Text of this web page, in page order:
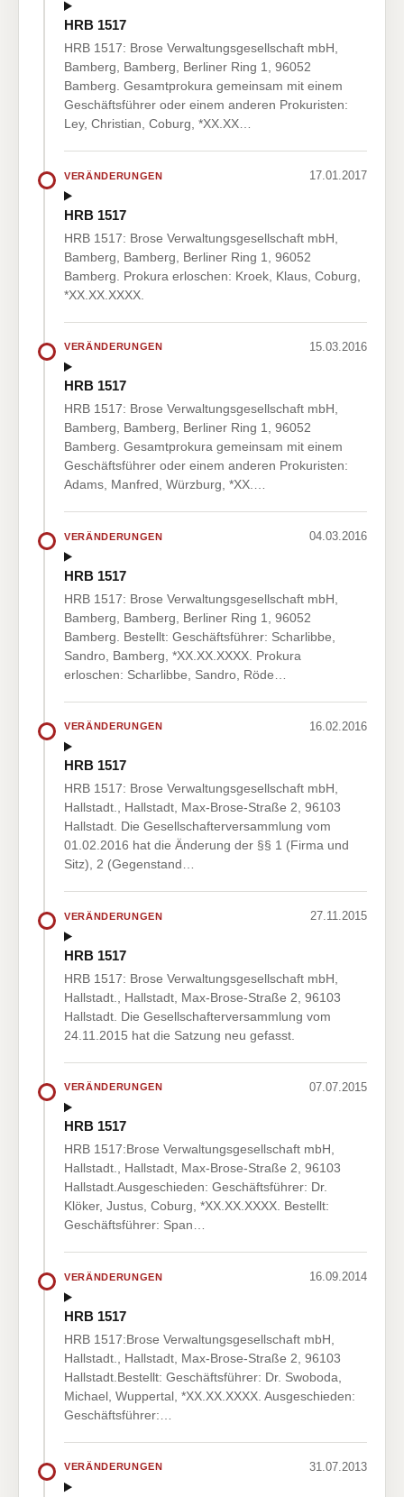
HRB 1517
HRB 1517: Brose Verwaltungsgesellschaft mbH,
Bamberg, Bamberg, Berliner Ring 1, 96052
Bamberg. Gesamtprokura gemeinsam mit einem
Geschäftsführer oder einem anderen Prokuristen:
Ley, Christian, Coburg, *XX.XX…
VERÄNDERUNGEN 17.01.2017
HRB 1517
HRB 1517: Brose Verwaltungsgesellschaft mbH,
Bamberg, Bamberg, Berliner Ring 1, 96052
Bamberg. Prokura erloschen: Kroek, Klaus, Coburg,
*XX.XX.XXXX.
VERÄNDERUNGEN 15.03.2016
HRB 1517
HRB 1517: Brose Verwaltungsgesellschaft mbH,
Bamberg, Bamberg, Berliner Ring 1, 96052
Bamberg. Gesamtprokura gemeinsam mit einem
Geschäftsführer oder einem anderen Prokuristen:
Adams, Manfred, Würzburg, *XX.…
VERÄNDERUNGEN 04.03.2016
HRB 1517
HRB 1517: Brose Verwaltungsgesellschaft mbH,
Bamberg, Bamberg, Berliner Ring 1, 96052
Bamberg. Bestellt: Geschäftsführer: Scharlibbe,
Sandro, Bamberg, *XX.XX.XXXX. Prokura
erloschen: Scharlibbe, Sandro, Röde…
VERÄNDERUNGEN 16.02.2016
HRB 1517
HRB 1517: Brose Verwaltungsgesellschaft mbH,
Hallstadt., Hallstadt, Max-Brose-Straße 2, 96103
Hallstadt. Die Gesellschafterversammlung vom
01.02.2016 hat die Änderung der §§ 1 (Firma und
Sitz), 2 (Gegenstand…
VERÄNDERUNGEN 27.11.2015
HRB 1517
HRB 1517: Brose Verwaltungsgesellschaft mbH,
Hallstadt., Hallstadt, Max-Brose-Straße 2, 96103
Hallstadt. Die Gesellschafterversammlung vom
24.11.2015 hat die Satzung neu gefasst.
VERÄNDERUNGEN 07.07.2015
HRB 1517
HRB 1517:Brose Verwaltungsgesellschaft mbH,
Hallstadt., Hallstadt, Max-Brose-Straße 2, 96103
Hallstadt.Ausgeschieden: Geschäftsführer: Dr.
Klöker, Justus, Coburg, *XX.XX.XXXX. Bestellt:
Geschäftsführer: Span…
VERÄNDERUNGEN 16.09.2014
HRB 1517
HRB 1517:Brose Verwaltungsgesellschaft mbH,
Hallstadt., Hallstadt, Max-Brose-Straße 2, 96103
Hallstadt.Bestellt: Geschäftsführer: Dr. Swoboda,
Michael, Wuppertal, *XX.XX.XXXX. Ausgeschieden:
Geschäftsführer:…
VERÄNDERUNGEN 31.07.2013